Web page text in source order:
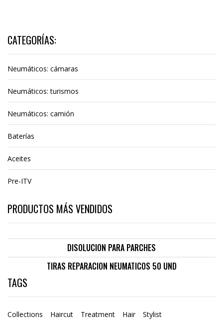
CATEGORÍAS:
Neumáticos: cámaras
Neumáticos: turismos
Neumáticos: camión
Baterías
Aceites
Pre-ITV
PRODUCTOS MÁS VENDIDOS
DISOLUCION PARA PARCHES
TIRAS REPARACION NEUMATICOS 50 UND
TAGS
Collections Haircut Treatment Hair Stylist